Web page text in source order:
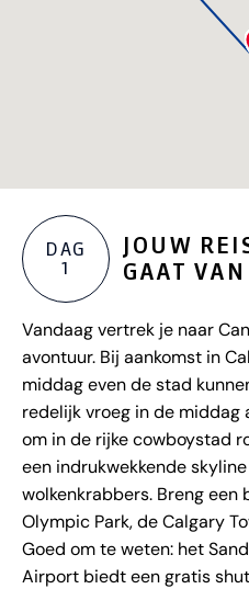
DAG
1
JOUW
GAAT
Vandaag vertrek je naar
avontuur. Bij aankomst in
middag even de stad
redelijk vroeg in de middag
om in de rijke cowboystad
een indrukwekkende
wolkenkrabbers. Breng een
Olympic Park, de Calgary
Goed om te weten: het
Airport biedt een gratis